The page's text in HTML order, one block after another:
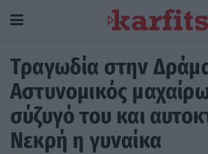
Τραγωδία στην
Αστυνομικός
σύζυγό του και
Νεκρή η γυναίκα